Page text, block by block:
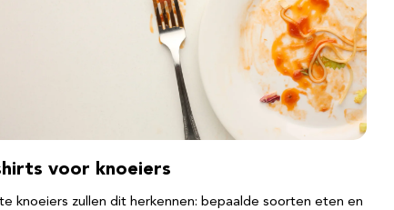
voor knoeiers
knoeiers zullen dit herkennen: bepaalde soorten eten en